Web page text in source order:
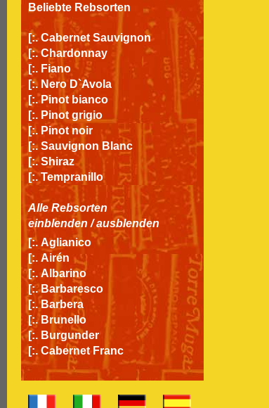
Beliebte Rebsorten
[:. Cabernet Sauvignon
[:. Chardonnay
[:. Fiano
[:. Nero D`Avola
[:. Pinot bianco
[:. Pinot grigio
[:. Pinot noir
[:. Sauvignon Blanc
[:. Shiraz
[:. Tempranillo
Alle Rebsorten
einblenden /ausblenden
[:. Aglianico
[:. Airén
[:. Albarino
[:. Barbaresco
[:. Barbera
[:. Brunello
[:. Burgunder
[:. Cabernet Franc
[:.
Cabernet Sauvignon
[:. Carignan
[:. Carmenère